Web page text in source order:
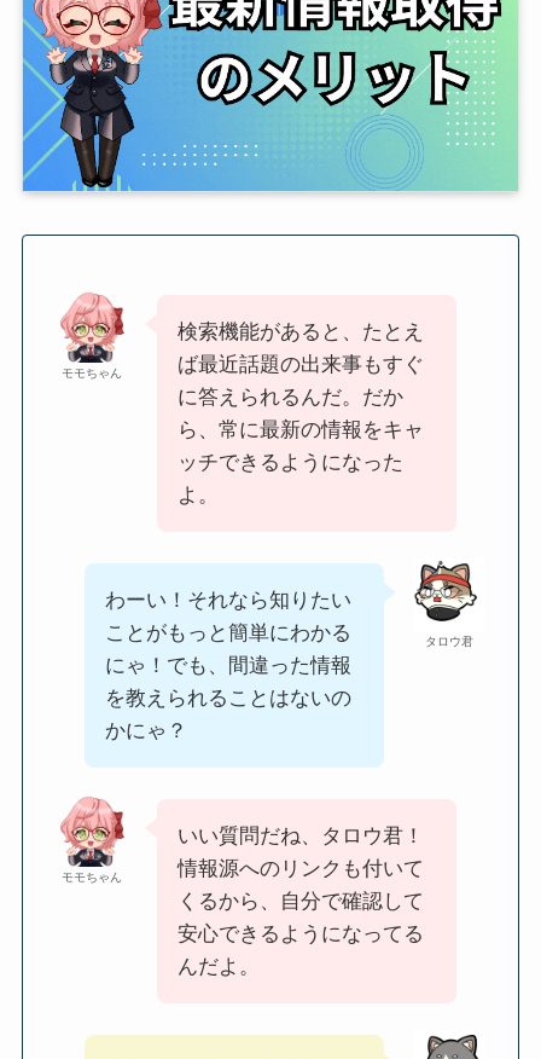
モモちゃん
検索機能があると、たとえ
ば最近話題の出来事もすぐ
に答えられるんだ。だか
ら、常に最新の情報をキャ
ッチできるようになった
よ。
タロウ君
わーい！それなら知りたい
ことがもっと簡単にわかる
にゃ！でも、間違った情報
を教えられることはないの
かにゃ？
モモちゃん
いい質問だね、タロウ君！
情報源へのリンクも付いて
くるから、自分で確認して
安心できるようになってる
んだよ。